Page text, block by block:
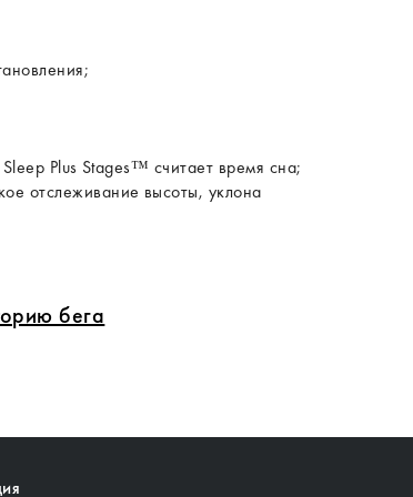
Plus Stages™ считает время сна;
отслеживание высоты, уклона
бега